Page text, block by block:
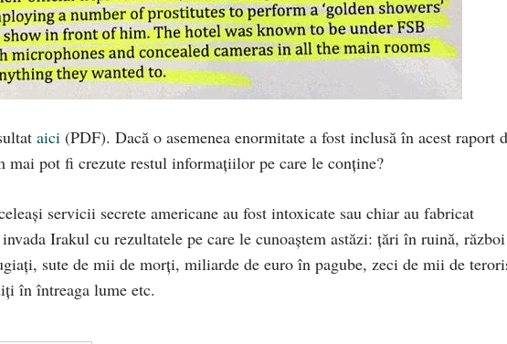
aici (PDF). Dacă o asemenea enormitate a fost inclusă în acest raport
mai pot fi crezute restul informațiilor pe care le conține?
servicii secrete americane au fost intoxicate sau chiar au fabricat
Irakul cu rezultatele pe care le cunoaștem astăzi: țări în ruină, război
sute de mii de morți, miliarde de euro în pagube, zeci de mii de
în întreaga lume etc.